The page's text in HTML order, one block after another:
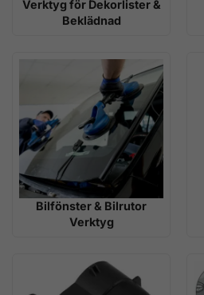
Verktyg för Dekorlister &
Beklädnad
Bilfönster & Bilrutor
Verktyg